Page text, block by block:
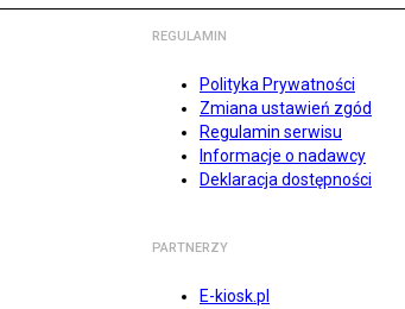
REGULAMIN
Polityka Prywatności
Zmiana ustawień zgód
Regulamin serwisu
Informacje o nadawcy
Deklaracja dostępności
PARTNERZY
E-kiosk.pl